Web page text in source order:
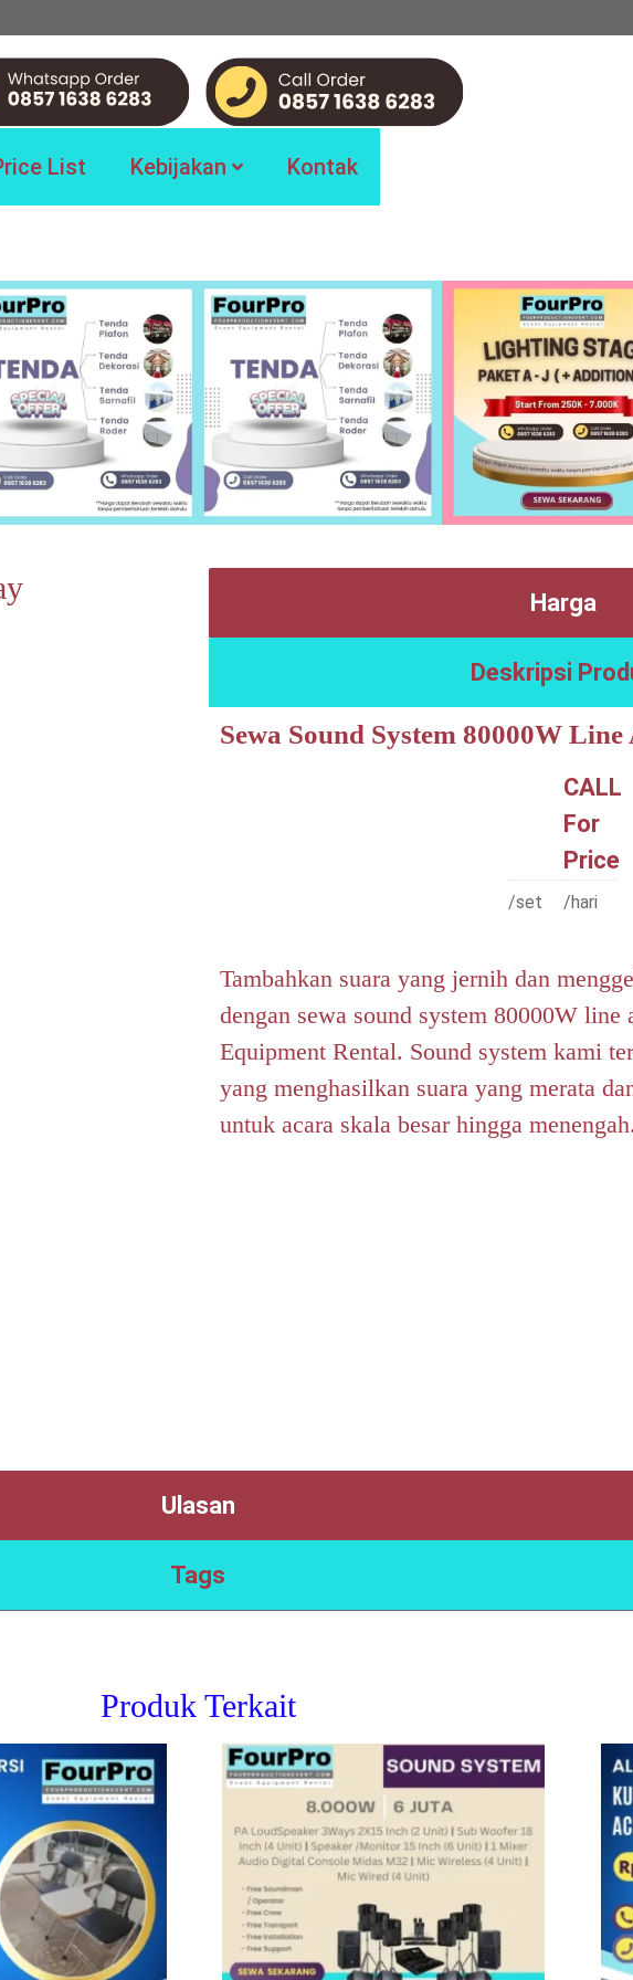
List Kebijakan Kontak
Harga
Deskripsi
Sewa Sound System 80000W
CALL
For
Price
/set /hari
Tambahkan suara yang jernih dan
dengan sewa sound system 80000W line
Equipment Rental. Sound system kami
yang menghasilkan suara yang merata
untuk acara skala besar hingga menengah.
Ulasan
Tags
Produk Terkait